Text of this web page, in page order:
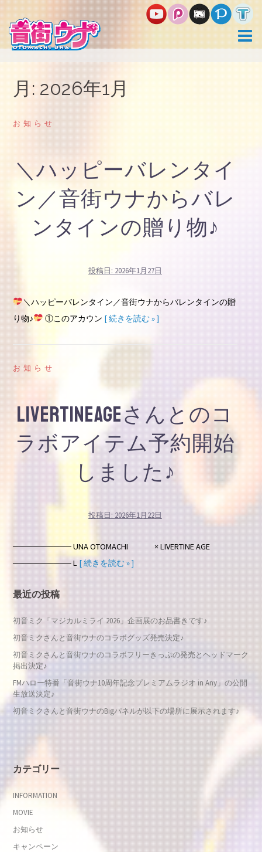
コ
ン
テ
ン
ツ
月: 2026年1月
お知らせ
＼ハッピーバレンタイ
ン／音街ウナからバレ
ンタインの贈り物♪
投稿日: 2026年1月27日
＼ハッピーバレンタイン／音街ウナからバレンタインの贈
り物♪
①このアカウン [ 続きを読む » ]
お知らせ
LIVERTINEAGEさんとのコ
ラボアイテム予約開始
しました♪
投稿日: 2026年1月22日
────────── UNA OTOMACHI × LIVERTINE AGE
────────── L[ 続きを読む » ]
最近の投稿
初音ミク「マジカルミライ 2026」企画展のお品書きです♪
初音ミクさんと音街ウナのコラボグッズ発売決定♪
初音ミクさんと音街ウナのコラボフリーきっぷの発売とヘッドマーク
掲出決定♪
FMハロー特番「音街ウナ10周年記念プレミアムラジオ in Any」の公開
生放送決定♪
初音ミクさんと音街ウナのBigパネルが以下の場所に展示されます♪
カテゴリー
INFORMATION
MOVIE
お知らせ
キャンペーン